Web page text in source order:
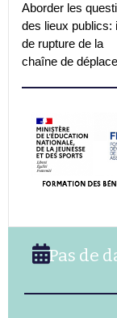
Aborder les
des lieux publics:
de rupture de la
chaîne de
Pas de